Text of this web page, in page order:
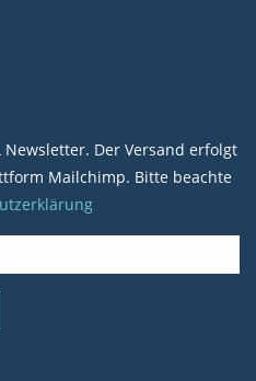
Newsletter. Der Versand erfolgt
Mailchimp. Bitte beachte